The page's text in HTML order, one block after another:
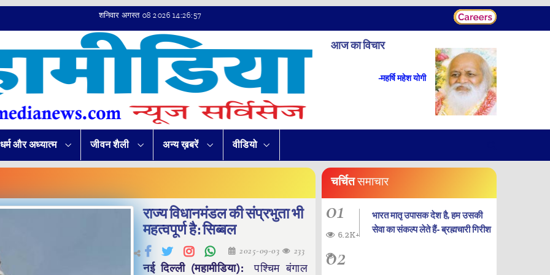
शनिवार अगस्त 08 2026 14:26:57
आज का विचार
-महर्षि महेश योगी
धर्म और अध्यात्म जीवन शैली अन्य ख़बरें वीडियो
राज्य विधानमंडल की संप्रभुता भी
महत्वपूर्ण है: सिब्बल
2025-09-03 233
नई दिल्ली (महामीडिया):पश्चिम बंगाल
चर्चितसमाचार
01
भारत मातृ उपासक देश है, हम उसकी
सेवा का संकल्प लेते हैं- ब्रह्मचारी गिरीश
6.2K+
02